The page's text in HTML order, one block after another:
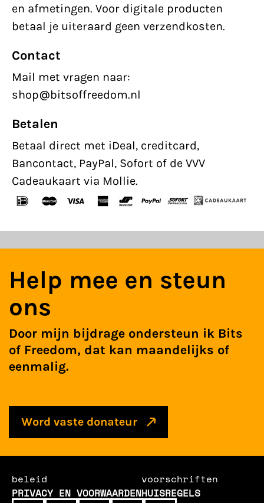
en afmetingen. Voor digitale producten
betaal je uiteraard geen verzendkosten.
Contact
Mail met vragen naar:
shop@bitsoffreedom.nl
Betalen
Betaal direct met iDeal, creditcard,
Bancontact, PayPal, Sofort of de VVV
Cadeaukaart via Mollie.
Help mee en steun
ons
Door mijn bijdrage ondersteun ik Bits
of Freedom, dat kan maandelijks of
eenmalig.
Word vaste donateur
beleid
PRIVACY EN VOORWAARDEN
voorschriften
HUISREGELS